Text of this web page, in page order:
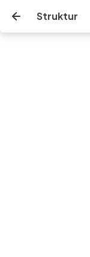
Struktur